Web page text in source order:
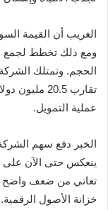
ومع ذلك تخطط لجمع
تقارب 20.5
عملية التمويل.
تعاني من ضعف واضح
خزانة الأصول الرقمية.